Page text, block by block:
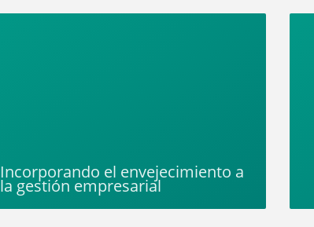
Incorporando el envejecimiento a
la gestión empresarial